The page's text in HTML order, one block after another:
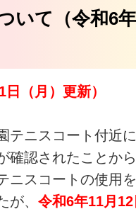
いて（令和6
日（月）更新）
テニスコート付近
確認されたことか
ニスコートの使用
が、 令和6年11月12